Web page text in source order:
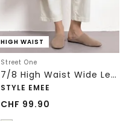
HIGH WAIST
Street One
7/8 High Waist Wide Leg Jeans im Loose Fit
STYLE EMEE
CHF 99.90